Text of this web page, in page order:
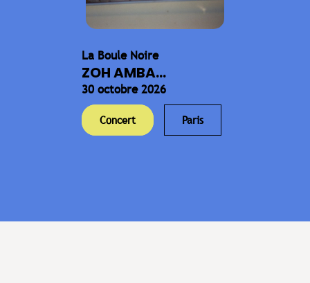
La Boule Noire
ZOH AMBA...
30 octobre 2026
Concert Paris